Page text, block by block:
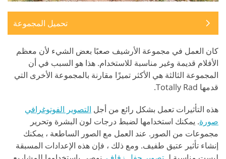
تحميل المجموعة
كان العمل في مجموعة الأرشيف صعبًا بعض الشيء لأن معظم
الأفلام قديمة وغير مناسبة للاستخدام. هذا هو السبب في أن
المجموعة الثالثة هي الأكثر تميزًا مقارنة بالمجموعة الأخرى التي
قدمها Totally Rad.
هذه التأثيرات تعمل بشكل رائع من أجل التصوير الفوتوغرافي
صورة. يمكنك استخدامها لضبط درجات لون البشرة وتحرير
مجموعات من الصور. عند العمل مع الصور الساطعة ، يمكنك
إنشاء تأثير عتيق طفيف. ومع ذلك ، فإن هذه الإعدادات المسبقة